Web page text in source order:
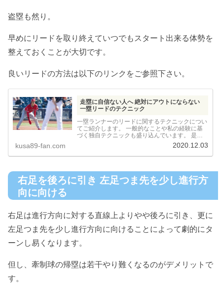
盗塁も然り。
早めにリードを取り終えていつでもスタート出来る体勢を
整えておくことが大切です。
良いリードの方法は以下のリンクをご参照下さい。
走塁に自信ない人へ 絶対にアウトにならない
一塁リードのテクニック
一塁ランナーのリードに関するテクニックについ
てご紹介します。 一般的なことや私の経験に基
づく独自テクニックも盛り込んでいます。 是非
kusa89-fan.com 2020.12.03
右足を後ろに引き 左足つま先を少し進行方
向に向ける
右足は進行方向に対する直線上よりやや後ろに引き、更に
左足つま先を少し進行方向に向けることによって劇的にタ
ーンし易くなります。
但し、牽制球の帰塁は若干やり難くなるのがデメリットで
す。